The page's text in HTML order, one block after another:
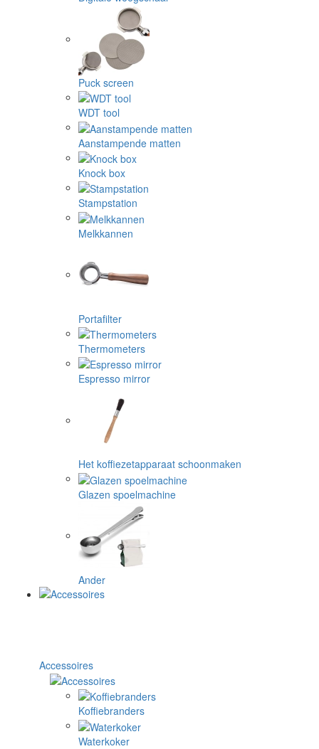
Puck screen
WDT tool
Aanstampende matten
Knock box
Stampstation
Melkkannen
Portafilter
Thermometers
Espresso mirror
Het koffiezetapparaat schoonmaken
Glazen spoelmachine
Ander
Accessoires
Koffiebranders
Waterkoker